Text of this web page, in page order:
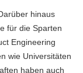
hinaus
für die Sparten
Engineering
wie Universitäten
haben auch